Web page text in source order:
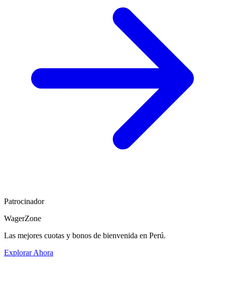
Patrocinador
WagerZone
Las mejores cuotas y bonos de bienvenida en Perú.
Explorar Ahora